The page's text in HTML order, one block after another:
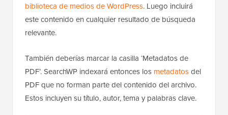
biblioteca de medios de WordPress. Luego incluirá
este contenido en cualquier resultado de búsqueda
relevante.
También deberías marcar la casilla ‘Metadatos de
PDF’. SearchWP indexará entonces los metadatosdel
PDF que no forman parte del contenido del archivo.
Estos incluyen su título, autor, tema y palabras clave.